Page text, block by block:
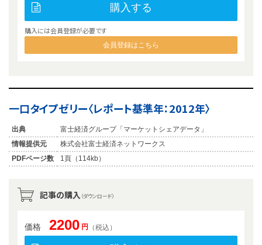
購入する
購入には会員登録が必要です
会員登録はこちら
一口タイプゼリー〈レポート基準年：2012年〉
出典
富士経済グループ「マーケットシェアデータ」
情報提供元
株式会社富士経済ネットワークス
PDFページ数
1頁（114kb）
記事の購入 （ダウンロード）
価格 2200 円 （税込）